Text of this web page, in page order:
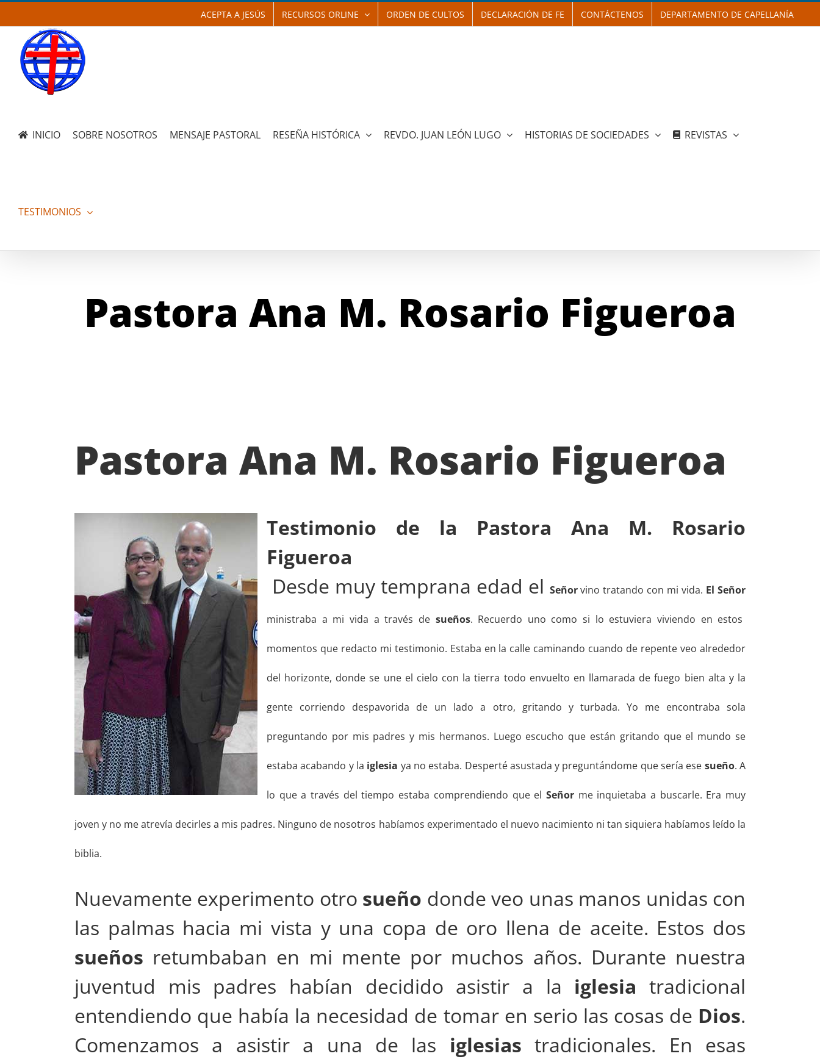
to
content
ACEPTA A JESÚS RECURSOS ORLINE ORDEN DE CULTOS DECLARACIÓN DE FE CONTÁCTENOS DEPARTAMENTO DE CAPELLANÍA
INICIO SOBRE NOSOTROS MENSAJE PASTORAL RESEÑA HISTÓRICA REVDO. JUAN LEÓN LUGO HISTORIAS DE SOCIEDADES REVISTAS
TESTIMONIOS
Pastora Ana M. Rosario Figueroa
Pastora Ana M. Rosario Figueroa
Testimonio de la Pastora Ana M. Rosario
Figueroa
Desde muy temprana edad el Señorvino tratando con mi vida. El Señor
ministraba a mi vida a través de sueños. Recuerdo uno como si lo estuviera viviendo en estos
momentos que redacto mi testimonio. Estaba en la calle caminando cuando de repente veo alrededor
del horizonte, donde se une el cielo con la tierra todo envuelto en llamarada de fuego bien alta y la
gente corriendo despavorida de un lado a otro, gritando y turbada. Yo me encontraba sola
preguntando por mis padres y mis hermanos. Luego escucho que están gritando que el mundo se
estaba acabando y la iglesia ya no estaba. Desperté asustada y preguntándome que sería ese sueño. A
lo que a través del tiempo estaba comprendiendo que el Señorme inquietaba a buscarle. Era muy
joven y no me atrevía decirles a mis padres. Ninguno de nosotros habíamos experimentado el nuevo nacimiento ni tan siquiera habíamos leído la
biblia.
Nuevamente experimento otro sueño donde veo unas manos unidas con
las palmas hacia mi vista y una copa de oro llena de aceite. Estos dos
sueños retumbaban en mi mente por muchos años. Durante nuestra
juventud mis padres habían decidido asistir a la iglesia tradicional
entendiendo que había la necesidad de tomar en serio las cosas de Dios.
Comenzamos a asistir a una de las iglesias tradicionales. En esas